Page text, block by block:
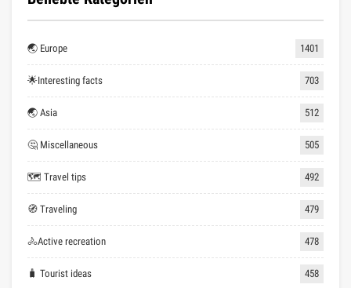
🌏 Europe 1401
🌟Interesting facts 703
🌏 Asia 512
🤔 Miscellaneous 505
🗺 Travel tips 492
🧭 Traveling 479
🚴Active recreation 478
🧳 Tourist ideas 458